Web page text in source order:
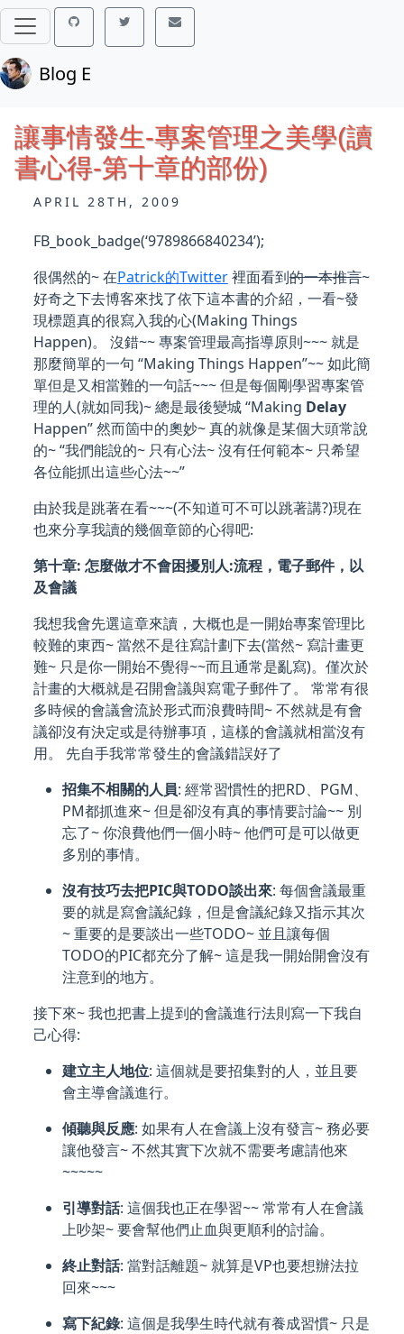
Blog E
讓事情發生-專案管理之美學(讀
書心得-第十章的部份)
APRIL 28TH, 2009
FB_book_badge(‘9789866840234’);
很偶然的~ 在Patrick的Twitter裡面看到的一本推言~
好奇之下去博客來找了依下這本書的介紹，一看~發
現標題真的很寫入我的心(Making Things
Happen)。 沒錯~~ 專案管理最高指導原則~~~ 就是
那麼簡單的一句 “Making Things Happen”~~ 如此簡
單但是又相當難的一句話~~~ 但是每個剛學習專案管
理的人(就如同我)~ 總是最後變城 “Making Delay
Happen” 然而箇中的奧妙~ 真的就像是某個大頭常說
的~ “我們能說的~ 只有心法~ 沒有任何範本~ 只希望
各位能抓出這些心法~~”
由於我是跳著在看~~~(不知道可不可以跳著講?)現在
也來分享我讀的幾個章節的心得吧:
第十章: 怎麼做才不會困擾別人:流程，電子郵件，以
及會議
我想我會先選這章來讀，大概也是一開始專案管理比
較難的東西~ 當然不是往寫計劃下去(當然~ 寫計畫更
難~ 只是你一開始不覺得~~而且通常是亂寫)。僅次於
計畫的大概就是召開會議與寫電子郵件了。 常常有很
多時候的會議會流於形式而浪費時間~ 不然就是有會
議卻沒有決定或是待辦事項，這樣的會議就相當沒有
用。 先自手我常常發生的會議錯誤好了
招集不相關的人員: 經常習慣性的把RD、PGM、
PM都抓進來~ 但是卻沒有真的事情要討論~~ 別
忘了~ 你浪費他們一個小時~ 他們可是可以做更
多別的事情。
沒有技巧去把PIC與TODO談出來: 每個會議最重
要的就是寫會議紀錄，但是會議紀錄又指示其次
~ 重要的是要談出一些TODO~ 並且讓每個
TODO的PIC都充分了解~ 這是我一開始開會沒有
注意到的地方。
接下來~ 我也把書上提到的會議進行法則寫一下我自
己心得:
建立主人地位: 這個就是要招集對的人，並且要
會主導會議進行。
傾聽與反應: 如果有人在會議上沒有發言~ 務必要
讓他發言~ 不然其實下次就不需要考慮請他來
~~~~~
引導對話: 這個我也正在學習~~ 常常有人在會議
上吵架~ 要會幫他們止血與更順利的討論。
終止對話: 當對話離題~ 就算是VP也要想辦法拉
回來~~~
寫下紀錄: 這個是我學生時代就有養成習慣~ 只是